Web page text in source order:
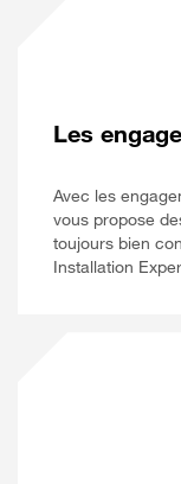
Les
Avec les
vous propose
toujours bien
Installation